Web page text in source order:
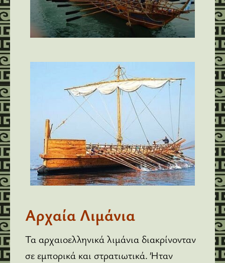
Αρχαία Λιμάνια
Τα αρχαιοελληνικά λιμάνια διακρίνονταν
σε εμπορικά και στρατιωτικά. Ήταν